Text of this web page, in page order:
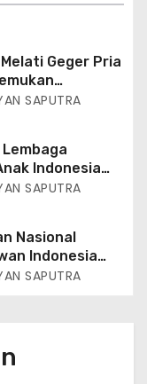
Geger Pria
Akibat
SAPUTRA
Indonesia
2031
Kordinator
Cepat
Anak
Muhammad
Dan Beri
SAPUTRA
Nasional
Indonesia
Rapat
SAPUTRA